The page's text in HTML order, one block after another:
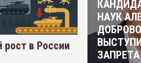
рост в России
НАУК